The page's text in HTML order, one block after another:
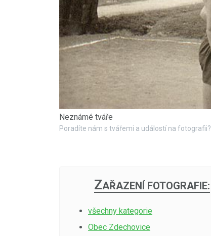
Neznámé tváře
Poradíte nám s tvářemi a událostí na fotografii?
ZAŘAZENÍ FOTOGRAFIE:
všechny kategorie
Obec Zdechovice